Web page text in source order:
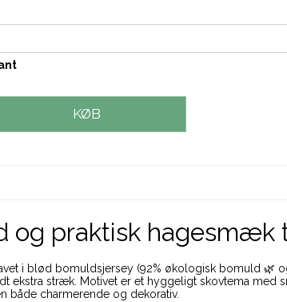
KØB
og praktisk hagesmæk
i blød bomuldsjersey (92% økologisk bomuld 🌿
ekstra stræk. Motivet er et hyggeligt skovtema med
både charmerende og dekorativ.